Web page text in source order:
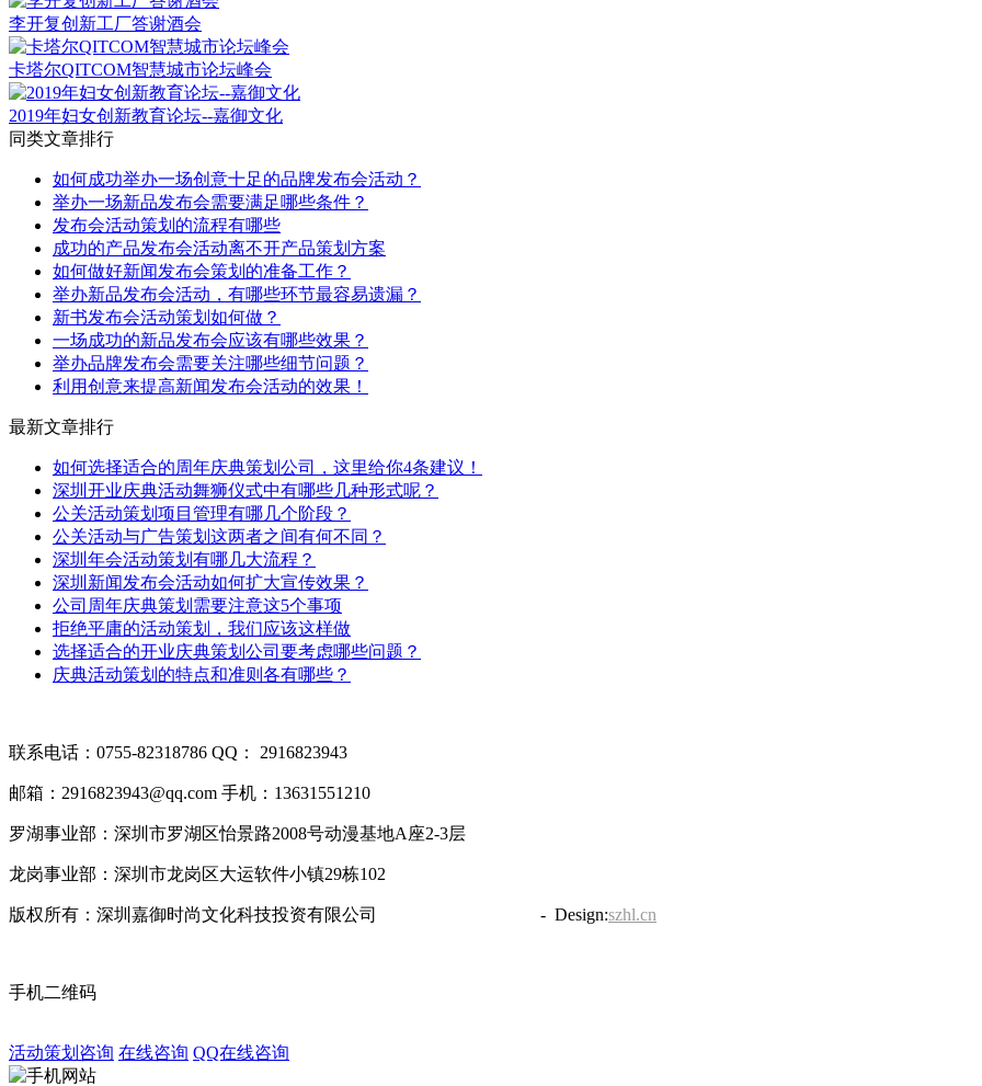
李开复创新工厂答谢酒会
卡塔尔QITCOM智慧城市论坛峰会
2019年妇女创新教育论坛--嘉御文化
同类文章排行
如何成功举办一场创意十足的品牌发布会活动？
举办一场新品发布会需要满足哪些条件？
发布会活动策划的流程有哪些
成功的产品发布会活动离不开产品策划方案
如何做好新闻发布会策划的准备工作？
举办新品发布会活动，有哪些环节最容易遗漏？
新书发布会活动策划如何做？
一场成功的新品发布会应该有哪些效果？
举办品牌发布会需要关注哪些细节问题？
利用创意来提高新闻发布会活动的效果！
最新文章排行
如何选择适合的周年庆典策划公司，这里给你4条建议！
深圳开业庆典活动舞狮仪式中有哪些几种形式呢？
公关活动策划项目管理有哪几个阶段？
公关活动与广告策划这两者之间有何不同？
深圳年会活动策划有哪几大流程？
深圳新闻发布会活动如何扩大宣传效果？
公司周年庆典策划需要注意这5个事项
拒绝平庸的活动策划，我们应该这样做
选择适合的开业庆典策划公司要考虑哪些问题？
庆典活动策划的特点和准则各有哪些？
联系电话：0755-82318786 QQ： 2916823943
邮箱：2916823943@qq.com 手机：13631551210
罗湖事业部：深圳市罗湖区怡景路2008号动漫基地A座2-3层
龙岗事业部：深圳市龙岗区大运软件小镇29栋102
版权所有：深圳嘉御时尚文化科技投资有限公司 - Design:szhl.cn
手机二维码
活动策划咨询 在线咨询 QQ在线咨询